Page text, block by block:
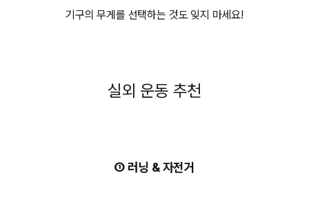
기구의 무게를 선택하는 것도 잊지 마세요!
실외 운동 추천
① 러닝 & 자전거